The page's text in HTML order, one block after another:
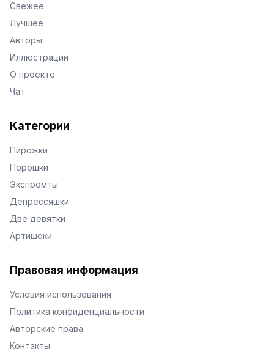
Свежее
Лучшее
Авторы
Иллюстрации
О проекте
Чат
Категории
Пирожки
Порошки
Экспромты
Депрессяшки
Две девятки
Артишоки
Правовая информация
Условия использования
Политика конфиденциальности
Авторские права
Контакты